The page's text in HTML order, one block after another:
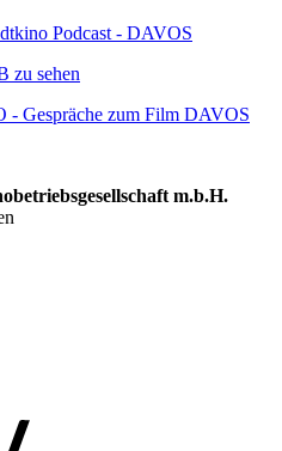
Podcast - DAVOS
sehen
Gespräche zum Film DAVOS
m.b.H.